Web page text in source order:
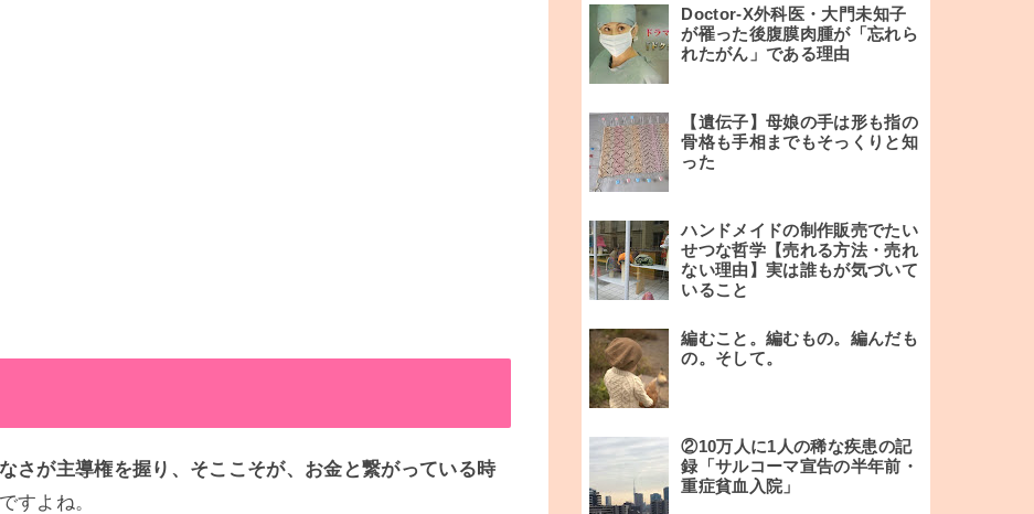
さが主導権を握り、そここそが、お金と繋がっている時
すよね。
Doctor-X外科医・大門未知子
が罹った後腹膜肉腫が「忘れら
れたがん」である理由
【遺伝子】母娘の手は形も指の
骨格も手相までもそっくりと知
った
ハンドメイドの制作販売でたい
せつな哲学【売れる方法・売れ
ない理由】実は誰もが気づいて
いること
編むこと。編むもの。編んだも
の。そして。
②10万人に1人の稀な疾患の記
録「サルコーマ宣告の半年前・
重症貧血入院」